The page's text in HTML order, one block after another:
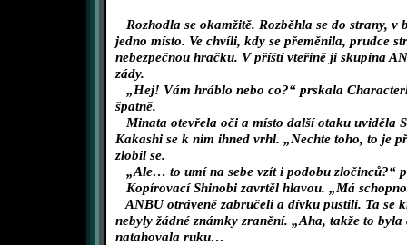
Rozhodla se okamžitě. Rozběhla se do strany, v
jedno místo. Ve chvíli, kdy se přeměnila, prudce
nebezpečnou hračku. V příští vteřině ji skupina
zády.
„Hej! Vám hráblo nebo co?“ prskala
špatně.
Minata otevřela oči a místo další otaku uviděla
Kakashi se k nim ihned vrhl. „Nechte toho, to je
zlobil se.
„Ale… to umí na sebe vzít i podobu zločinců?“
Kopírovací Shinobi zavrtěl hlavou. „Má
ANBU otráveně zabručeli a dívku pustili. Ta se
nebyly žádné známky zranění. „Aha, takže to
natahovala ruku…